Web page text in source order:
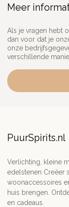
Meer
Als je vragen hebt
dan voor dat je
onze
verschillende
PuurSpirits.nl
Verlichting, kleine
edelstenen Creëer
woonaccessoires
huis brengen.
en cadeaus.